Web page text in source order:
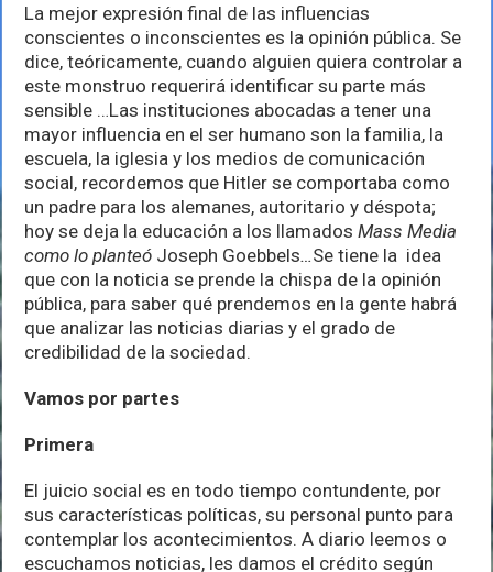
La mejor expresión final de las influencias
conscientes o inconscientes es la opinión pública. Se
dice, teóricamente, cuando alguien quiera controlar a
este monstruo requerirá identificar su parte más
sensible …Las instituciones abocadas a tener una
mayor influencia en el ser humano son la familia, la
escuela, la iglesia y los medios de comunicación
social, recordemos que Hitler se comportaba como
un padre para los alemanes, autoritario y déspota;
hoy se deja la educación a los llamadosMass Media
como lo planteó Joseph Goebbels…Se tiene la idea
que con la noticia se prende la chispa de la opinión
pública, para saber qué prendemos en la gente habrá
que analizar las noticias diarias y el grado de
credibilidad de la sociedad.
Vamos por partes
Primera
El juicio social es en todo tiempo contundente, por
sus características políticas, su personal punto para
contemplar los acontecimientos. A diario leemos o
escuchamos noticias, les damos el crédito según